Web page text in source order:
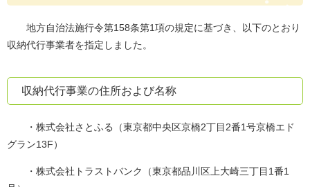
地方自治法施行令第158条第1項の規定に基づき、以下のとおり
収納代行事業者を指定しました。
収納代行事業の住所および名称
・株式会社さとふる（東京都中央区京橋2丁目2番1号京橋エド
グラン13F）
・株式会社トラストバンク（東京都品川区上大崎三丁目1番1